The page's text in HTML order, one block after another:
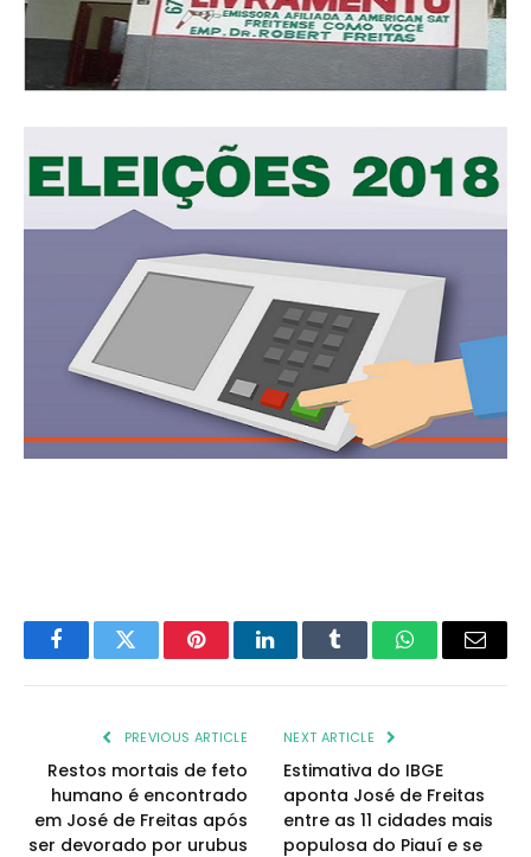
FacebookTwitter PinterestLinkedInTumblr WhatsAppEmail
PREVIOUS ARTICLE
Restos mortais de feto
humano é encontrado
em José de Freitas após
ser devorado por urubus
NEXT ARTICLE
Estimativa do IBGE
aponta José de Freitas
entre as 11 cidades mais
populosa do Piauí e se